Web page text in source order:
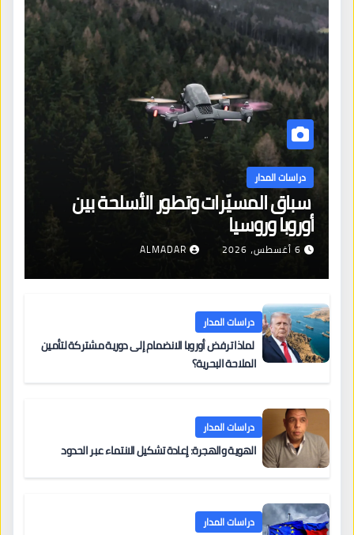
دراسات المدار
سباق المسيّرات وتطور الأسلحة بين
أوروبا وروسيا
6 أغسطس، 2026 ALMADAR
دراسات المدار
لماذا ترفض أوروبا الانضمام إلى دورية مشتركة لتأمين
الملاحة البحرية؟
دراسات المدار
الهوية والهجرة: إعادة تشكيل الانتماء عبر الحدود
دراسات المدار